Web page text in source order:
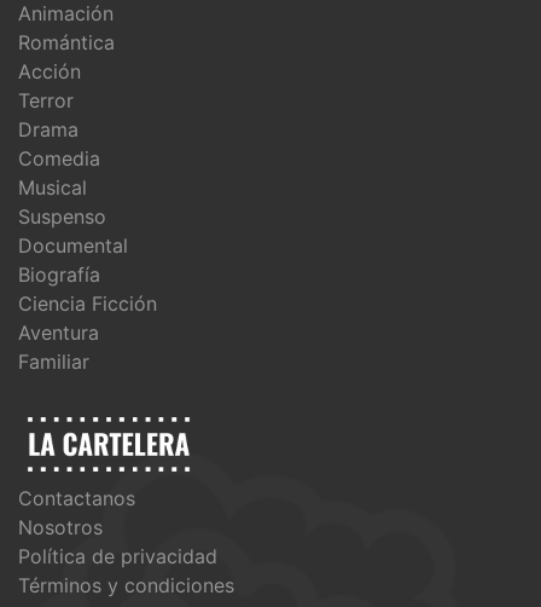
Animación
Romántica
Acción
Terror
Drama
Comedia
Musical
Suspenso
Documental
Biografía
Ciencia Ficción
Aventura
Familiar
Contactanos
Nosotros
Política de privacidad
Términos y condiciones